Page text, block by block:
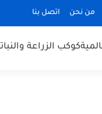
من نحن اتصل بنا
كوكب الزراعة